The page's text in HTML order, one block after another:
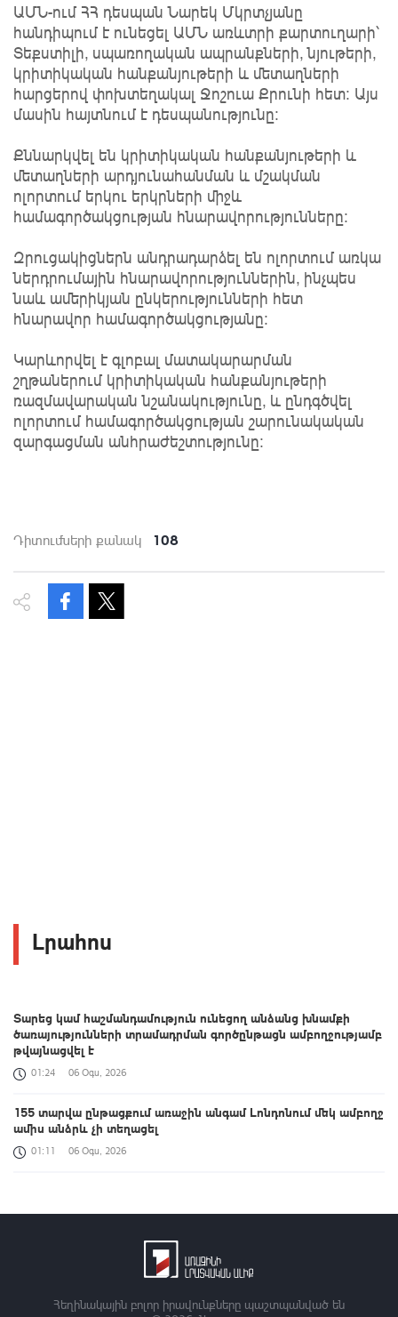
ԱՄՆ-ում ՀՀ դեսպան Նարեկ Մկրտչյանը
հանդիպում է ունեցել ԱՄՆ առևտրի քարտուղարի՝
Տեքստիլի, սպառողական ապրանքների, նյութերի,
կրիտիկական հանքանյութերի և մետաղների
հարցերով փոխտեղակալ Ջոշուա Քրունի հետ։ Այս
մասին հայտնում է դեսպանությունը։
Քննարկվել են կրիտիկական հանքանյութերի և
մետաղների արդյունահանման և մշակման
ոլորտում երկու երկրների միջև
համագործակցության հնարավորությունները։
Զրուցակիցներն անդրադարձել են ոլորտում առկա
ներդրումային հնարավորություններին, ինչպես
նաև ամերիկյան ընկերությունների հետ
հնարավոր համագործակցությանը։
Կարևորվել է գլոբալ մատակարարման
շղթաներում կրիտիկական հանքանյութերի
ռազմավարական նշանակությունը, և ընդգծվել
ոլորտում համագործակցության շարունակական
զարգացման անհրաժեշտությունը։
Դիտումների քանակ 108
Լրահոս
Տարեց կամ հաշմանդամություն ունեցող անձանց խնամքի
ծառայությունների տրամադրման գործընթացն ամբողջությամբ
թվայնացվել է
01:24 06 Օգս, 2026
155 տարվա ընթացքում առաջին անգամ Լոնդոնում մեկ ամբողջ
ամիս անձրև չի տեղացել
01:11 06 Օգս, 2026
Եվրոպայի մայրաքաղաքները գրանցում են շոգի նոր ռեկորդներ
Հեղինակային բոլոր իրավունքները պաշտպանված են